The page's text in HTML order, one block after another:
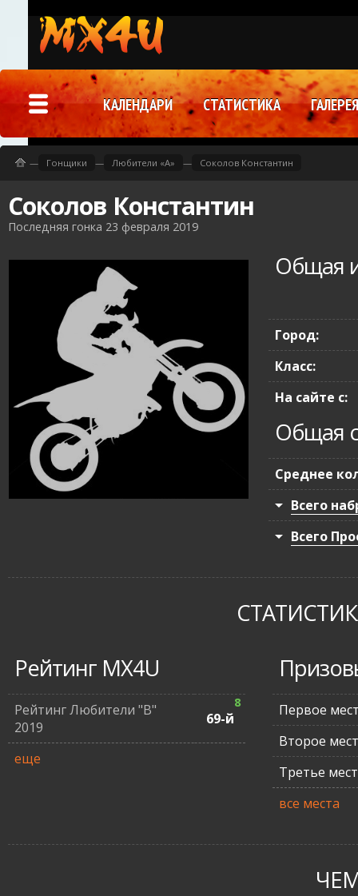
Соколов Константин
Последняя гонка 23 февраля 2019
Общая
Город:
Класс:
На сайте с:
Общая
Среднее
Всего
Всего
Рейтинг MX4U
Рейтинг Любители "В"
2019
69-й
8
еще
Первое
Второе
Третье
все места
— Гонщики — Любители «A» — Соколов Константин
КАЛЕНДАРИ СТАТИСТИКА ГАЛЕРЕЯ